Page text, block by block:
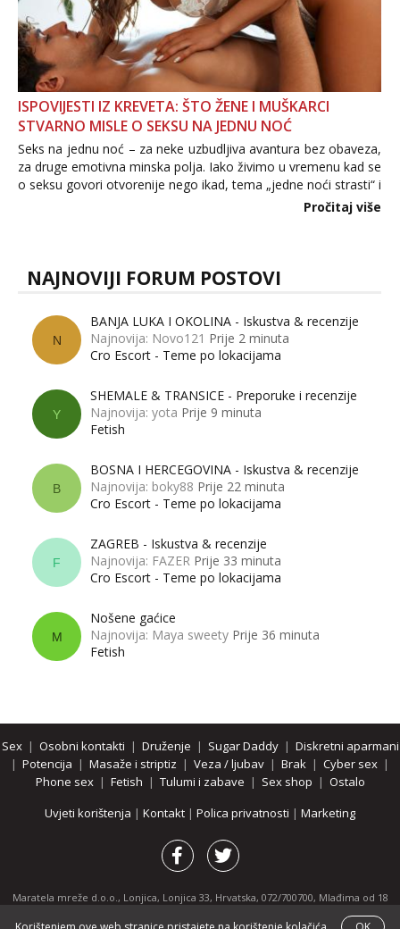
ISPOVIJESTI IZ KREVETA: ŠTO ŽENE I MUŠKARCI
STVARNO MISLE O SEKSU NA JEDNU NOĆ
Seks na jednu noć – za neke uzbudljiva avantura bez obaveza,
za druge emotivna minska polja. Iako živimo u vremenu kad se
o seksu govori otvorenije nego ikad, tema „jedne noći strasti“ i
dalje izaziva burne rasprave. Što zapravo misle žene, a što
Pročitaj više
NAJNOVIJI FORUM POSTOVI
N
BANJA LUKA I OKOLINA - Iskustva & recenzije
Najnovija: Novo121 Prije 2 minuta
Cro Escort - Teme po lokacijama
Y
SHEMALE & TRANSICE - Preporuke i recenzije
Najnovija: yota Prije 9 minuta
Fetish
B
BOSNA I HERCEGOVINA - Iskustva & recenzije
Najnovija: boky88 Prije 22 minuta
Cro Escort - Teme po lokacijama
F
ZAGREB - Iskustva & recenzije
Najnovija: FAZER Prije 33 minuta
Cro Escort - Teme po lokacijama
M
Nošene gaćice
Najnovija: Maya sweety Prije 36 minuta
Fetish
Sex| Osobni kontakti | Druženje | Sugar Daddy| Diskretni aparmani
| Potencija | Masaže i striptiz | Veza / ljubav | Brak | Cyber sex |
Phone sex| Fetish | Tulumi i zabave | Sex shop | Ostalo
Uvjeti korištenja | Kontakt | Polica privatnosti | Marketing
Maratela mreže d.o.o., Lonjica, Lonjica 33, Hrvatska, 072/700700, Mlađima od 18
godina zabranjeno je pregledavanje stranice i svih njenih dijelova.